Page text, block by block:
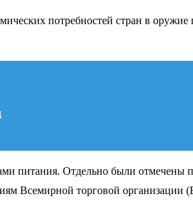
потребностей стран в
питания. Отдельно были
Всемирной торговой организации